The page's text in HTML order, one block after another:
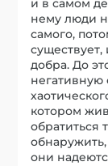
и в самом
нему люди
самого,
добра. До
негативную
котором
обратиться
они